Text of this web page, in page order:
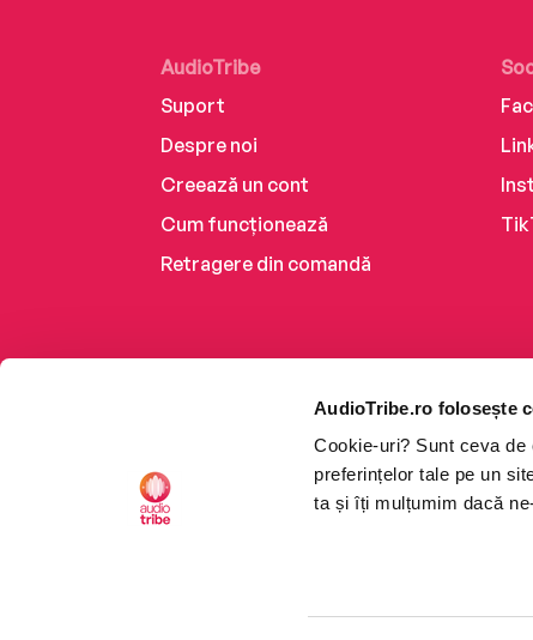
AudioTribe.ro folosește
Cookie-uri? Sunt ceva
preferințelor tale pe un
ta și îți mulțumim dacă
AudioTribe
Suport
Despre noi
Creează un cont
Cum funcționează
Retragere din comandă